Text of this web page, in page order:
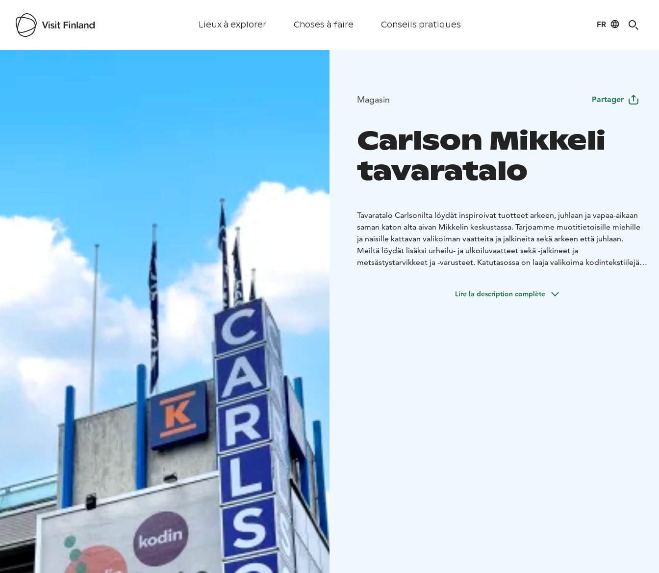
Lieux à explorer Choses à faire Conseils pratiques FR
Magasin Partager
Carlson Mikkeli
tavaratalo
Tavaratalo Carlsonilta löydät inspiroivat tuotteet arkeen, juhlaan ja vapaa-aikaan
saman katon alta aivan Mikkelin keskustassa. Tarjoamme muotitietoisille miehille
ja naisille kattavan valikoiman vaatteita ja jalkineita sekä arkeen että juhlaan.
Meiltä löydät lisäksi urheilu- ja ulkoiluvaatteet sekä -jalkineet ja
metsästystarvikkeet ja -varusteet. Katutasossa on laaja valikoima kodintekstiilejä,
isot kodinkoneet Euronics-kodintekniikkaosastolta. Carlsonin palveluun kuuluu
Lire la description complète